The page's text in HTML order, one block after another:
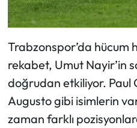
Trabzonspor’da hücum
rekabet, Umut Nayir’in
doğrudan etkiliyor. Paul
Augusto gibi isimlerin
zaman farklı